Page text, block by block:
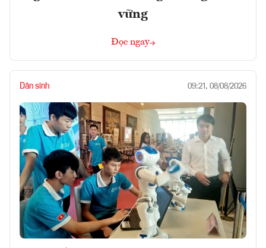
vững
Đọc ngay
Dân sinh 09:21, 08/08/2026